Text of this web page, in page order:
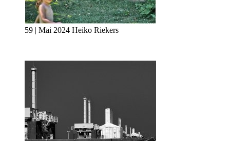
59 | Mai 2024 Heiko Riekers